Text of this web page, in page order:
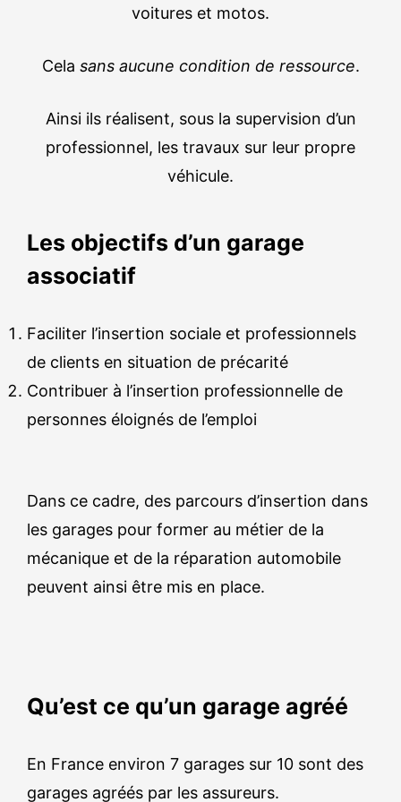
voitures et motos.
Cela sans aucune condition de ressource.
Ainsi ils réalisent, sous la supervision d’un
professionnel, les travaux sur leur propre
véhicule.
Les objectifs d’un garage
associatif
Faciliter l’insertion sociale et professionnels
de clients en situation de précarité
Contribuer à l’insertion professionnelle de
personnes éloignés de l’emploi
Dans ce cadre, des parcours d’insertion dans
les garages pour former au métier de la
mécanique et de la réparation automobile
peuvent ainsi être mis en place.
Qu’est ce qu’un garage agréé
En France environ 7 garages sur 10 sont des
garages agréés par les assureurs.